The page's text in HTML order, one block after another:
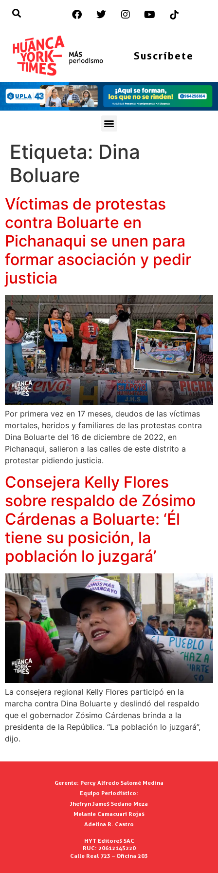
Suscríbete
Etiqueta: Dina
Boluare
Víctimas de protestas
contra Boluarte en
Pichanaqui se unen para
formar asociación y pedir
justicia
Por primera vez en 17 meses, deudos de las víctimas
mortales, heridos y familiares de las protestas contra
Dina Boluarte del 16 de diciembre de 2022, en
Pichanaqui, salieron a las calles de este distrito a
protestar pidiendo justicia.
Consejera Kelly Flores
sobre respaldo de Zósimo
Cárdenas a Boluarte: ‘Él
tiene su posición, la
población lo juzgará’
La consejera regional Kelly Flores participó en la
marcha contra Dina Boluarte y deslindó del respaldo
que el gobernador Zósimo Cárdenas brinda a la
presidenta de la República. “La población lo juzgará”,
dijo.
Gerente: Percy Alfredo Salomé Medina
Equipo Periodístico:
Jhefryn James Sedano Meza
Melanie Camacuari Rojas
Adelina R. Castro
HYT Editores SAC
RUC: 20612145220
Calle Real 723 – Oficina 203